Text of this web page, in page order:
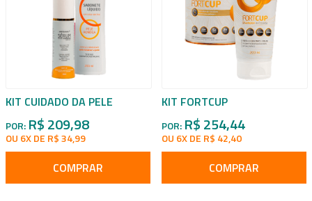
KIT CUIDADO DA PELE
POR: R$ 209,98
OU 6X DE R$ 34,99
COMPRAR
KIT FORTCUP
POR: R$ 254,44
OU 6X DE R$ 42,40
COMPRAR